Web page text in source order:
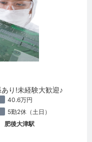
り!未経験大歓迎♪
40.6万円
5勤2休（土日）
肥後大津駅